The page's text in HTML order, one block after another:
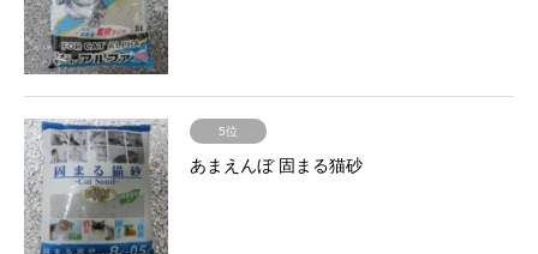
5位
あまえんぼ 固まる猫砂